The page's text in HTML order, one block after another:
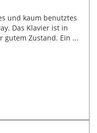
und kaum benutztes
Das Klavier ist in
gutem Zustand. Ein ...